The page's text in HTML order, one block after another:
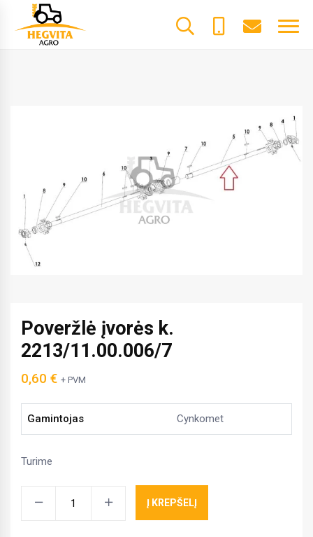
Poveržlė įvorės k.
2213/11.00.006/7
0,60 € + PVM
Gamintojas Cynkomet
Turime
Į KREPŠELĮ